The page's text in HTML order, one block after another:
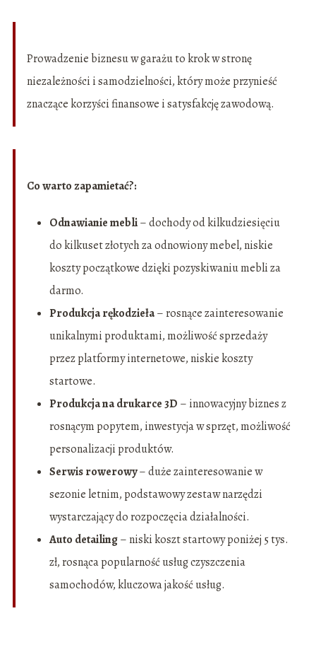
Prowadzenie biznesu w garażu to krok w stronę
niezależności i samodzielności, który może przynieść
znaczące korzyści finansowe i satysfakcję zawodową.
Co warto zapamietać?:
Odnawianie mebli– dochody od kilkudziesięciu
do kilkuset złotych za odnowiony mebel, niskie
koszty początkowe dzięki pozyskiwaniu mebli za
darmo.
Produkcja rękodzieła– rosnące zainteresowanie
unikalnymi produktami, możliwość sprzedaży
przez platformy internetowe, niskie koszty
startowe.
Produkcja na drukarce 3D – innowacyjny biznes z
rosnącym popytem, inwestycja w sprzęt, możliwość
personalizacji produktów.
Serwis rowerowy– duże zainteresowanie w
sezonie letnim, podstawowy zestaw narzędzi
wystarczający do rozpoczęcia działalności.
Auto detailing– niski koszt startowy poniżej 5 tys.
zł, rosnąca popularność usług czyszczenia
samochodów, kluczowa jakość usług.